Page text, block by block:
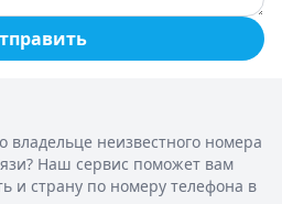
неизвестного номера
Наш сервис поможет вам
и страну по номеру телефона в